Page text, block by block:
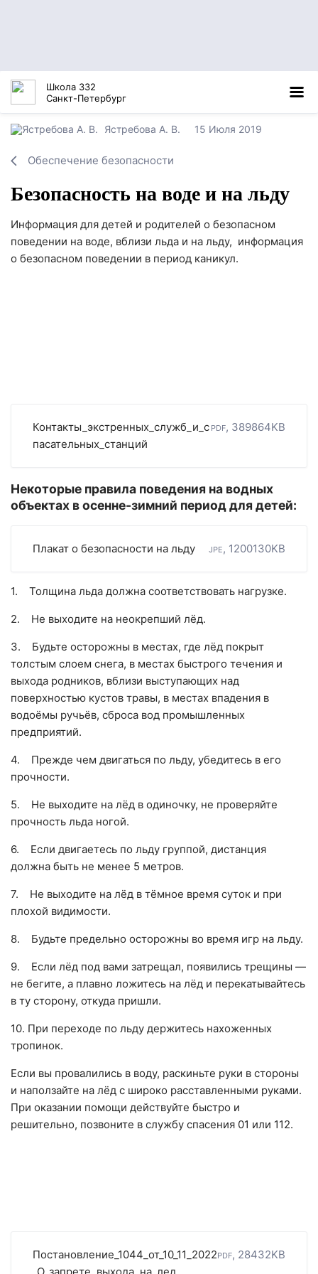
Школа 332
Санкт-Петербург
Ястребова А. В. 15 Июля 2019
Обеспечение безопасности
Безопасность на воде и на льду
Информация для детей и родителей о безопасном
поведении на воде, вблизи льда и на льду, информация
о безопасном поведении в период каникул.
pdf, 389864KB
Контакты_экстренных_служб_и_с
пасательных_станций
Некоторые правила поведения на водных
объектах в осенне-зимний период для детей:
jpe, 1200130KB
Плакат о безопасности на льду
1. Толщина льда должна соответствовать нагрузке.
2. Не выходите на неокрепший лёд.
3. Будьте осторожны в местах, где лёд покрыт
толстым слоем снега, в местах быстрого течения и
выхода родников, вблизи выступающих над
поверхностью кустов травы, в местах впадения в
водоёмы ручьёв, сброса вод промышленных
предприятий.
4. Прежде чем двигаться по льду, убедитесь в его
прочности.
5. Не выходите на лёд в одиночку, не проверяйте
прочность льда ногой.
6. Если двигаетесь по льду группой, дистанция
должна быть не менее 5 метров.
7. Не выходите на лёд в тёмное время суток и при
плохой видимости.
8. Будьте предельно осторожны во время игр на льду.
9. Если лёд под вами затрещал, появились трещины —
не бегите, а плавно ложитесь на лёд и перекатывайтесь
в ту сторону, откуда пришли.
10. При переходе по льду держитесь нахоженных
тропинок.
Если вы провалились в воду, раскиньте руки в стороны
и наползайте на лёд с широко расставленными руками.
При оказании помощи действуйте быстро и
решительно, позвоните в службу спасения 01 или 112.
pdf, 28432KB
Постановление_1044_от_10_11_2022